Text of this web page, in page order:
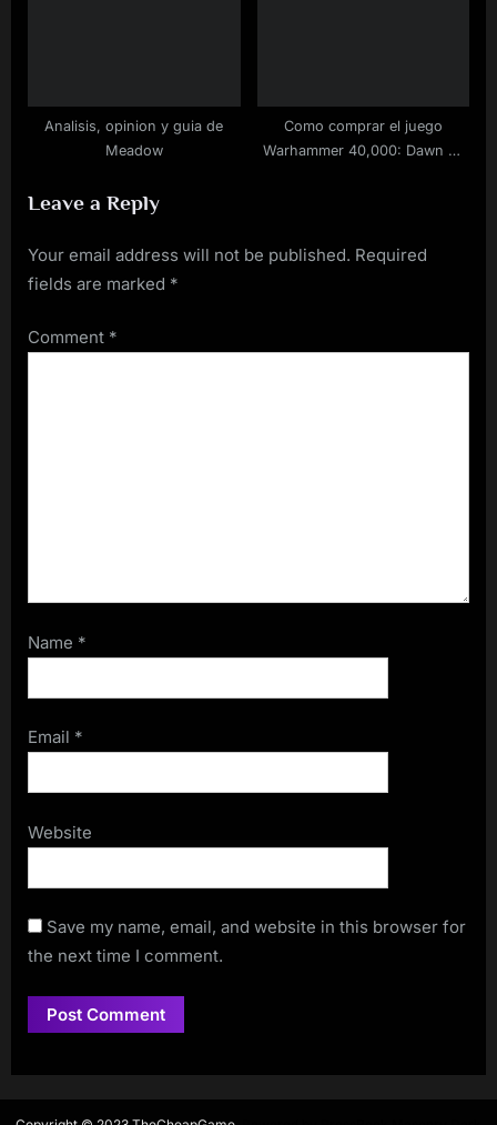
Analisis, opinion y guia de
Meadow
Como comprar el juego
Warhammer 40,000: Dawn of
Leave a Reply
Your email address will not be published. Required
fields are marked *
Comment *
Name *
Email *
Website
Save my name, email, and website in this browser for
the next time I comment.